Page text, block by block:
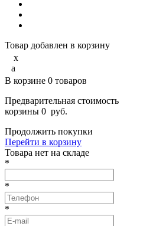
Товар добавлен в корзину
x
a
В корзине 0 товаров
Предварительная стоимость
корзины 0 руб.
Продолжить покупки
Перейти в корзину
Товарa нет на складе
*
*
*